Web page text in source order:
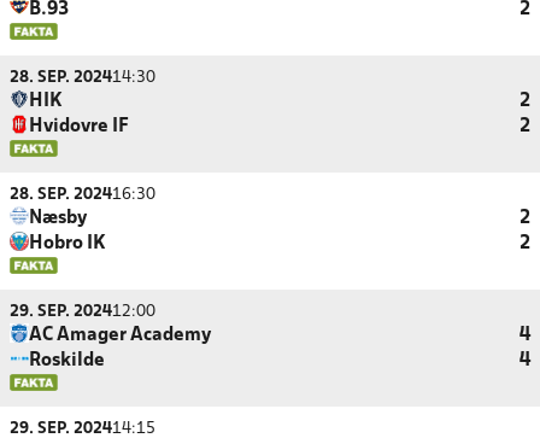
B.93
2
28. SEP. 202414:30
HIK
2
Hvidovre IF
2
28. SEP. 202416:30
Næsby
2
Hobro IK
2
29. SEP. 202412:00
AC Amager Academy
4
Roskilde
4
29. SEP. 202414:15